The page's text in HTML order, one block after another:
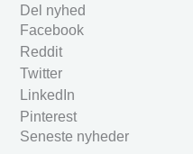
Del nyhed
Facebook
Reddit
Twitter
LinkedIn
Pinterest
Seneste nyheder